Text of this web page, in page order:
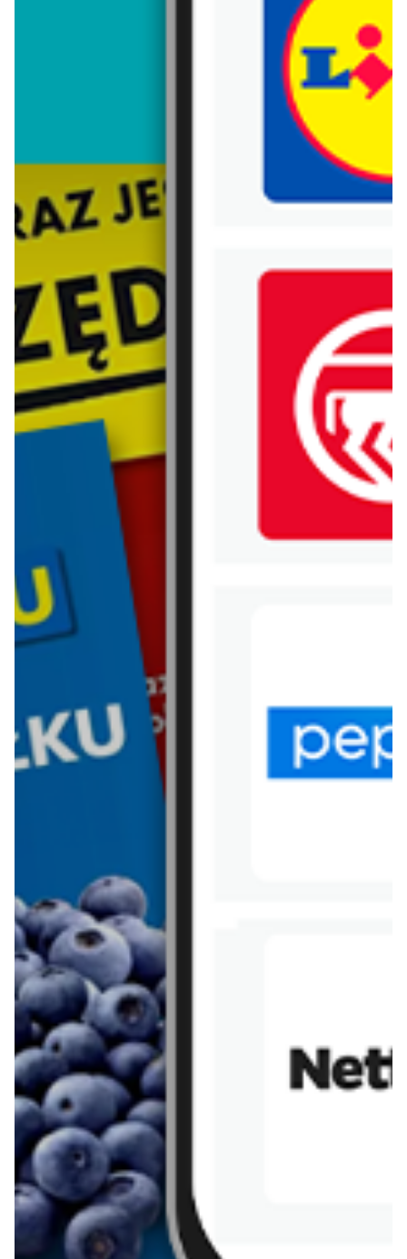
Trafiłeś na nieaktualną gazetkę
Zobacz aktualne gazetki Blix!
aktualna
Abra Meble
Panele, lamele, kamień
WIĘCEJ GAZETEK BLACK